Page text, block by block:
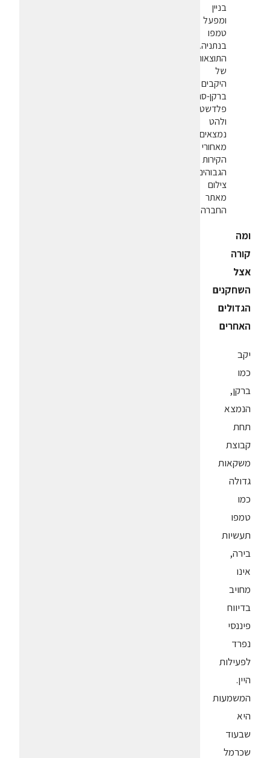
בניין
ומפעל
טמפו
בנתניה.
התוצאות
של
היקבים
ברקן-סגל,
פלדשטיין
ולהט
נמצאים
מאחורי
הקירות
הגבוהים.
צילום
מאתר
החברה
ומה
קורה
אצל
השחקנים
הגדולים
האחרים
יקב
כמו
ברקן,
הנמצא
תחת
קבוצת
משקאות
גדולה
כמו
טמפו
תעשיות
בירה,
אינו
מחויב
בדיווח
פיננסי
נפרד
לפעילות
היין.
המשמעות
היא
שבעוד
שכרמל